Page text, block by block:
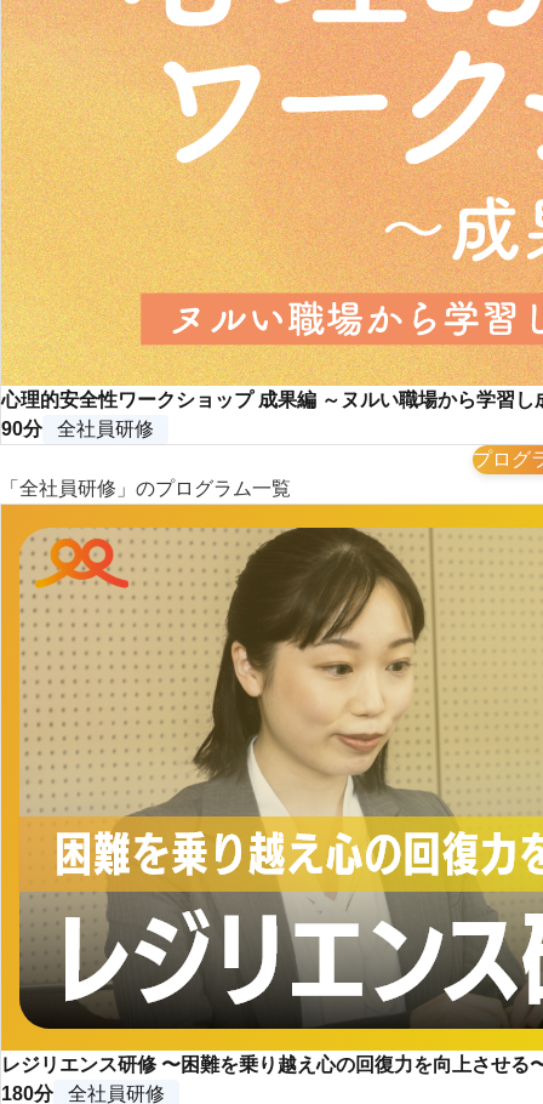
心理的安全性ワークショップ 成果編 ～ヌルい職場から学習
90分
全社員研修
プログ
「全社員研修」のプログラム一覧
レジリエンス研修 〜困難を乗り越え心の回復力を向上させる
180分
全社員研修